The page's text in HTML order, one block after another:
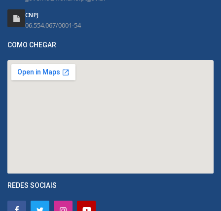
CNPJ
06.554.067/0001-54
COMO CHEGAR
REDES SOCIAIS